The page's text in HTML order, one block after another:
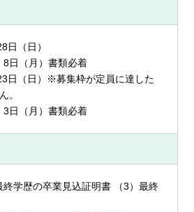
日（日）
（月）書類必着
日（日）※募集枠が定員に達した
。
（月）書類必着
終学歴の卒業見込証明書 （3）最終